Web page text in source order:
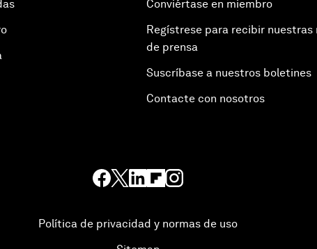
Conviértase en miembro
Regístrese para recibir nuestras
de prensa
Suscríbase a nuestros boletines
Contacte con nosotros
Política de privacidad y normas de uso